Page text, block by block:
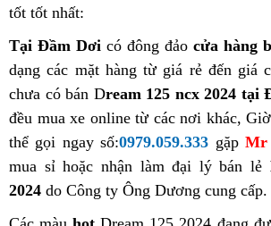
tốt tốt nhất:
Tại Đầm Dơi có đông đảo cửa hàng
dạng các mặt hàng từ giá rẻ đến giá
chưa có bán Dream 125 ncx 2024 tại
đều mua xe online từ các nơi khác,
thể gọi ngay số:0979.059.333 gặpMr
mua sỉ hoặc nhận làm đại lý bán lẻ
2024 do Công ty Ông Dương cung cấp.